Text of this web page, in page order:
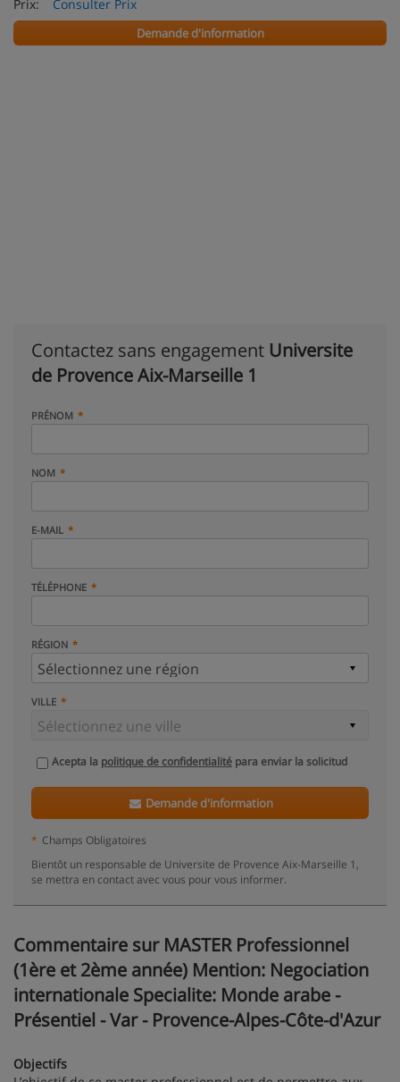
Prix:
Consulter Prix
Demande d'information
Contactez sans engagement Universite
de Provence Aix-Marseille 1
PRÉNOM
NOM
E-MAIL
TÉLÉPHONE
RÉGION
VILLE
Acepta la politique de confidentialité para enviar la solicitud
Demande d'information
* Champs Obligatoires
Bientôt un responsable de Universite de Provence Aix-Marseille 1,
se mettra en contact avec vous pour vous informer.
Commentaire sur MASTER Professionnel
(1ère et 2ème année) Mention: Negociation
internationale Specialite: Monde arabe -
Présentiel - Var - Provence-Alpes-Côte-d'Azur
Objectifs